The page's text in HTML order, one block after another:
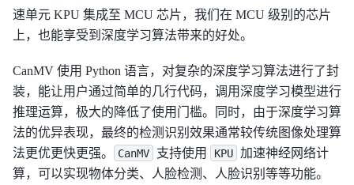
速单元 KPU 集成至 MCU 芯片，我们在 MCU 级别的芯片
上，也能享受到深度学习算法带来的好处。
CanMV 使用 Python 语言，对复杂的深度学习算法进行了封
装，能让用户通过简单的几行代码，调用深度学习模型进行
推理运算，极大的降低了使用门槛。同时，由于深度学习算
法的优异表现，最终的检测识别效果通常较传统图像处理算
法更优更快更强。
CanMV 支持使用 KPU 加速神经网络计
算，可以实现物体分类、人脸检测、人脸识别等等功能。